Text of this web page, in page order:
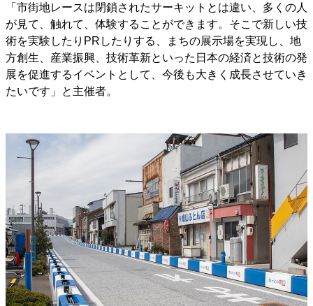
「市街地レースは閉鎖されたサーキットとは違い、多くの人
が見て、触れて、体験することができます。そこで新しい技
術を実験したりPRしたりする、まちの展示場を実現し、地
方創生、産業振興、技術革新といった日本の経済と技術の発
展を促進するイベントとして、今後も大きく成長させていき
たいです」と主催者。